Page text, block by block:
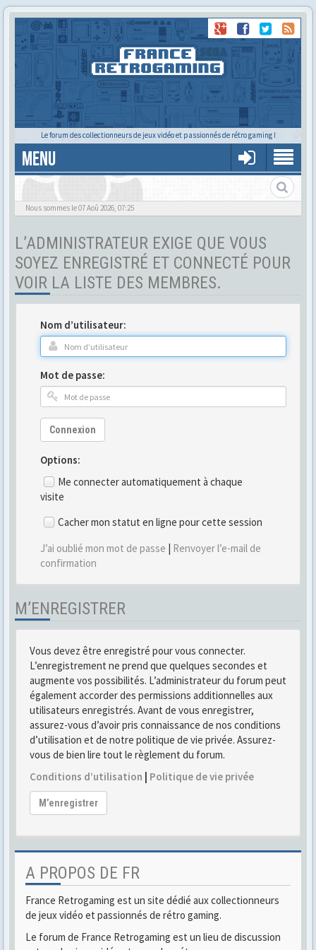
Le forum des collectionneurs de jeux vidéo et passionnés de rétro gaming !
MENU
Tu cherches quelqu'un ?
Nous sommes le 07 Aoû 2026, 07:25
L’ADMINISTRATEUR EXIGE QUE VOUS
SOYEZ ENREGISTRÉ ET CONNECTÉ POUR
VOIR LA LISTE DES MEMBRES.
Nom d’utilisateur:
Mot de passe:
Connexion
Options:
Me connecter automatiquement à chaque
visite
Cacher mon statut en ligne pour cette session
J’ai oublié mon mot de passe | Renvoyer l’e-mail de
confirmation
M’ENREGISTRER
Vous devez être enregistré pour vous connecter.
L’enregistrement ne prend que quelques secondes et
augmente vos possibilités. L’administrateur du forum peut
également accorder des permissions additionnelles aux
utilisateurs enregistrés. Avant de vous enregistrer,
assurez-vous d’avoir pris connaissance de nos conditions
d’utilisation et de notre politique de vie privée. Assurez-
vous de bien lire tout le règlement du forum.
Conditions d’utilisation | Politique de vie privée
M’enregistrer
A PROPOS DE FR
France Retrogaming est un site dédié aux collectionneurs
de jeux vidéo et passionnés de rétro gaming.
Le forum de France Retrogaming est un lieu de discussion